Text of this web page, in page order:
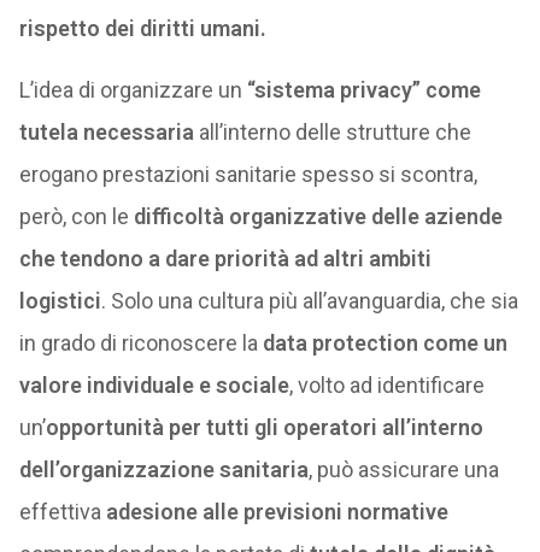
rispetto dei diritti umani.
L’idea di organizzare un “sistema privacy” come
tutela necessaria all’interno delle strutture che
erogano prestazioni sanitarie spesso si scontra,
però, con le difficoltà organizzative delle aziende
che tendono a dare priorità ad altri ambiti
logistici. Solo una cultura più all’avanguardia, che sia
in grado di riconoscere la data protection come un
valore individuale e sociale, volto ad identificare
un’opportunità per tutti gli operatori all’interno
dell’organizzazione sanitaria, può assicurare una
effettiva adesione alle previsioni normative